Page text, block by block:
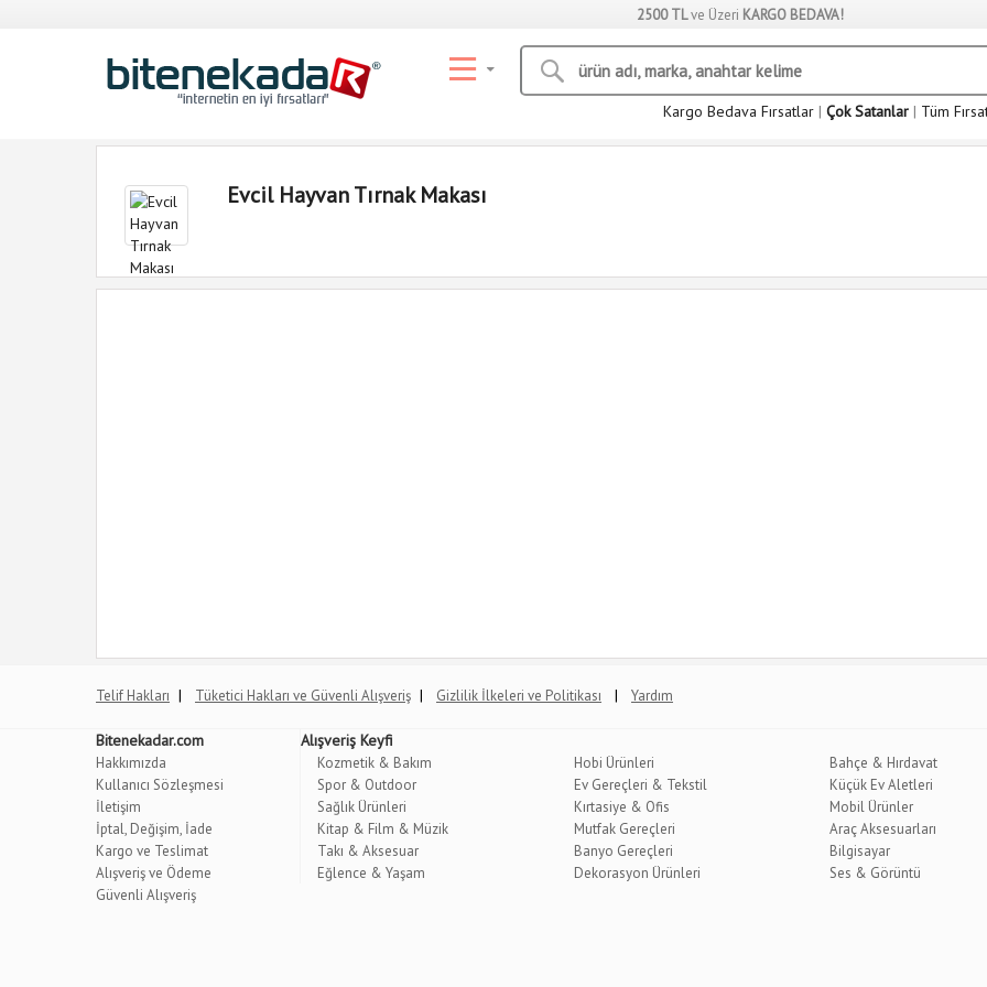
2500 TLve Üzeri KARGO BEDAVA!
Kargo Bedava Fırsatlar | Çok Satanlar | Tüm
Evcil Hayvan Tırnak Makası
Telif Hakları | Tüketici Hakları ve Güvenli Alışveriş | Gizlilik İlkeleri ve Politikası | Yardım
Bitenekadar.com
Hakkımızda
Kullanıcı Sözleşmesi
İletişim
İptal, Değişim, İade
Kargo ve Teslimat
Alışveriş ve Ödeme
Güvenli Alışveriş
Alışveriş Keyfi
Kozmetik & Bakım
Spor & Outdoor
Sağlık Ürünleri
Kitap & Film & Müzik
Takı & Aksesuar
Eğlence & Yaşam
Hobi Ürünleri
Ev Gereçleri & Tekstil
Kırtasiye & Ofis
Mutfak Gereçleri
Banyo Gereçleri
Dekorasyon Ürünleri
Bahçe & Hırdavat
Küçük Ev Aletleri
Mobil Ürünler
Araç Aksesuarları
Bilgisayar
Ses & Görüntü